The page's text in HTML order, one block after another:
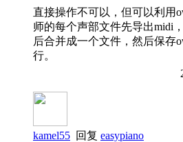
直接操作不可以，但可以利用
师的每个声部文件先导出midi
后合并成一个文件，然后保存
行。
kamel55 回复 easypiano